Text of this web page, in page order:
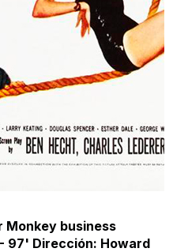
Monkey business
97' Dirección: Howard